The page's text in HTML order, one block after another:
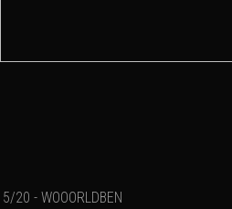
5/20 - WOOORLDBEN